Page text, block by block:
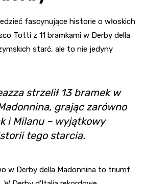
fascynujące historie o włoskich
Totti z 11 bramkami w Derby della
starć, ale to nie jedyny
strzelił 13 bramek w
grając zarówno
i Milanu – wyjątkowy
tego starcia.
w Derby della Madonnina to triumf